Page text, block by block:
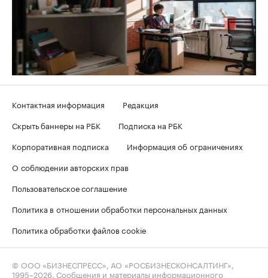
Контактная информация
Редакция
Скрыть баннеры на РБК
Подписка на РБК
Корпоративная подписка
Информация об ограничениях
О соблюдении авторских прав
Пользовательское соглашение
Политика в отношении обработки персональных данных
Политика обработки файлов cookie
© ООО «БИЗНЕСПРЕСС», АО «РОСБИЗНЕСКОНСАЛТИНГ»,
1995–2026 . Сообщения и материалы информационного